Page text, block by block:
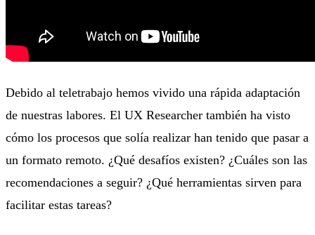
Debido al teletrabajo hemos vivido una rápida adaptación
de nuestras labores. El UX Researcher también ha visto
cómo los procesos que solía realizar han tenido que pasar a
un formato remoto. ¿Qué desafíos existen? ¿Cuáles son las
recomendaciones a seguir? ¿Qué herramientas sirven para
facilitar estas tareas?